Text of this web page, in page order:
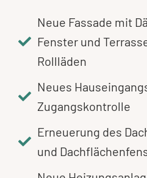
Neue Fassade mit
Fenster und
Rollläden
Neues
Zugangskontrolle
Erneuerung des
und